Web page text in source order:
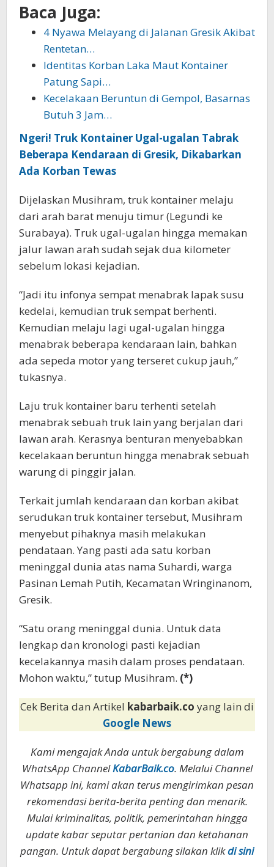
Baca Juga:
4 Nyawa Melayang di Jalanan Gresik Akibat
Rentetan…
Identitas Korban Laka Maut Kontainer
Patung Sapi…
Kecelakaan Beruntun di Gempol, Basarnas
Butuh 3 Jam…
Ngeri! Truk Kontainer Ugal-ugalan Tabrak
Beberapa Kendaraan di Gresik, Dikabarkan
Ada Korban Tewas
Dijelaskan Musihram, truk kontainer melaju
dari arah barat menuju timur (Legundi ke
Surabaya). Truk ugal-ugalan hingga memakan
jalur lawan arah sudah sejak dua kilometer
sebelum lokasi kejadian.
“Jadi itu infonya sempat menabrak lapak susu
kedelai, kemudian truk sempat berhenti.
Kemudian melaju lagi ugal-ugalan hingga
menabrak beberapa kendaraan lain, bahkan
ada sepeda motor yang terseret cukup jauh,”
tukasnya.
Laju truk kontainer baru terhenti setelah
menabrak sebuah truk lain yang berjalan dari
lawan arah. Kerasnya benturan menyebabkan
kecelakaan beruntun hingga menabrak sebuah
warung di pinggir jalan.
Terkait jumlah kendaraan dan korban akibat
serudukan truk kontainer tersebut, Musihram
menyebut pihaknya masih melakukan
pendataan. Yang pasti ada satu korban
meninggal dunia atas nama Suhardi, warga
Pasinan Lemah Putih, Kecamatan Wringinanom,
Gresik.
“Satu orang meninggal dunia. Untuk data
lengkap dan kronologi pasti kejadian
kecelakannya masih dalam proses pendataan.
Mohon waktu,” tutup Musihram. (*)
Cek Berita dan Artikel kabarbaik.co yang lain di
Google News
Kami mengajak Anda untuk bergabung dalam
WhatsApp ChannelKabarBaik.co. Melalui Channel
Whatsapp ini, kami akan terus mengirimkan pesan
rekomendasi berita-berita penting dan menarik.
Mulai kriminalitas, politik, pemerintahan hingga
update kabar seputar pertanian dan ketahanan
pangan. Untuk dapat bergabung silakan klikdi sini